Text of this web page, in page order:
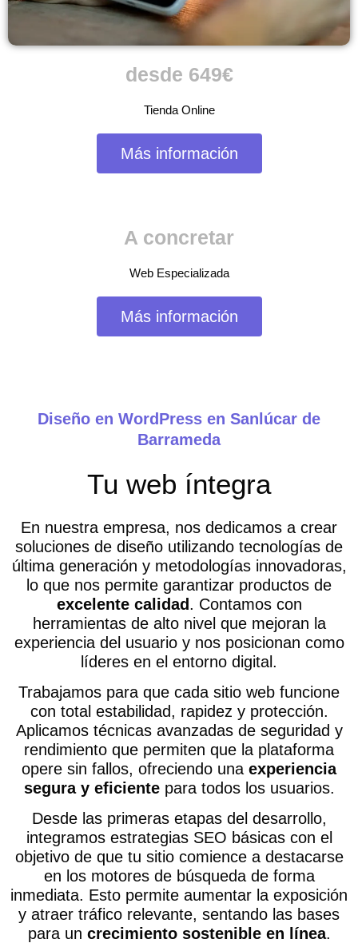
desde 649€
Tienda Online
Más información
A concretar
Web Especializada
Más información
Diseño en WordPress en Sanlúcar de
Barrameda
Tu web íntegra
En nuestra empresa, nos dedicamos a crear
soluciones de diseño utilizando tecnologías de
última generación y metodologías innovadoras,
lo que nos permite garantizar productos de
excelente calidad. Contamos con
herramientas de alto nivel que mejoran la
experiencia del usuario y nos posicionan como
líderes en el entorno digital.
Trabajamos para que cada sitio web funcione
con total estabilidad, rapidez y protección.
Aplicamos técnicas avanzadas de seguridad y
rendimiento que permiten que la plataforma
opere sin fallos, ofreciendo una experiencia
segura y eficientepara todos los usuarios.
Desde las primeras etapas del desarrollo,
integramos estrategias SEO básicas con el
objetivo de que tu sitio comience a destacarse
en los motores de búsqueda de forma
inmediata. Esto permite aumentar la exposición
y atraer tráfico relevante, sentando las bases
para un crecimiento sostenible en línea.